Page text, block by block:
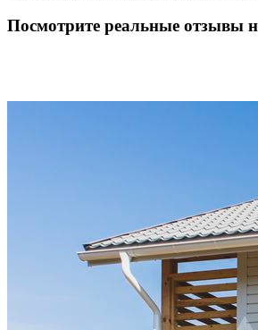
Посмотрите реальные отзывы